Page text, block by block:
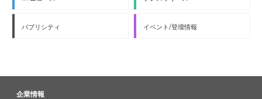
パブリシティ イベント/登壇情報
企業情報